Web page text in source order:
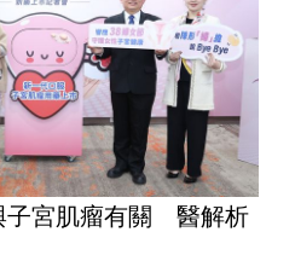
子宮肌瘤有關 醫解析